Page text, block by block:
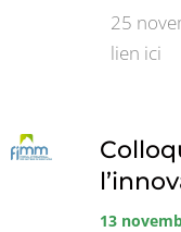
25
lien ici
13